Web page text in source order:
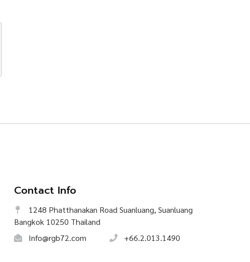
Contact Info
1248 Phatthanakan Road Suanluang, Suanluang
Bangkok 10250 Thailand
Info@rgb72.com
+66.2.013.1490